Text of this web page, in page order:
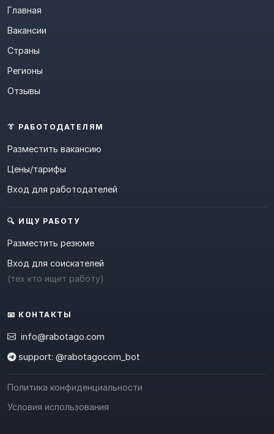
Главная
Вакансии
Страны
Регионы
Отзывы
👔 РАБОТОДАТЕЛЯМ
Разместить вакансию
Цены/тарифы
Вход для работодателей
🔍 ИЩУ РАБОТУ
Разместить резюме
Вход для соискателей
(тех кто ищет работу)
📧 КОНТАКТЫ
info@rabotago.com
support: @rabotagocom_bot
Политика конфиденциальности
Условия использования